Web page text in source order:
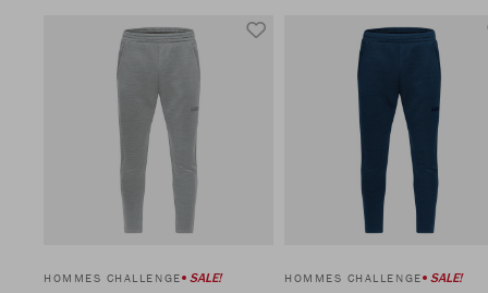
HOMMES CHALLENGE SALE! HOMMES CHALLENGE SALE!